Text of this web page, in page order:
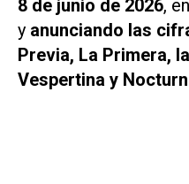
8 de junio de 2026,
y anunciando las
Previa, La Primera,
Vespertina y